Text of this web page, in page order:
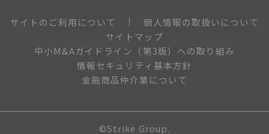
サイトのご利用について
個人情報の取扱いについて
サイトマップ
中小M&Aガイドライン（第3版）への取り組み
情報セキュリティ基本方針
金融商品仲介業について
©Strike Group.